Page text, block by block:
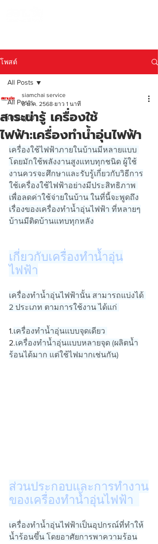
โพสต์
All Posts
เศรษฐกิจ
All Posts
สาระน่ารู้ เครื่องใช้
ไฟฟ้า:เครื่องทำน้ำอุ่นไฟฟ้า
siamchai service
8 ม.ค. 2568 ยาว 1 นาที
เครื่องใช้ไฟฟ้าภายในบ้านมีหลายแบบ
โดยมักใช้พลังงานสูงแทบทุกชนิด ผู้ใช้
งานควรจะศึกษาและรับรู้เกี่ยวกับวิธีการ
ใช้เครื่องใช้ไฟฟ้าอย่างมีประสิทธิภาพ
เพื่อลดค่าใช้จ่ายในบ้าน ในที่นี้จะพูดถึง
เรื่องของเครื่องทำน้ำอุ่นไฟฟ้า ที่หลายๆ
บ้านมีติดบ้านแทบทุกหลัง
เกี่ยวกับเครื่องทำน้ำอุ่น
ไฟฟ้า
เครื่องทำน้ำอุ่นไฟฟ้านั้น สามารถแบ่งได้
2 ประเภท ตามการใช้งาน ได้แก่
1.เครื่องทำน้ำอุ่นแบบจุดเดียว
2.เครื่องทำน้ำอุ่นแบบหลายจุด (ผลิตน้ำ
ร้อนได้มาก แต่ใช้ไฟมากเช่นกัน)
ส่วนประกอบและการทำงาน
ของเครื่องทำน้ำอุ่นไฟฟ้า
เครื่องทำน้ำอุ่นไฟฟ้าเป็นอุปกรณ์ที่ทำให้
น้ำร้อนขึ้น โดยอาศัยการพาความร้อน